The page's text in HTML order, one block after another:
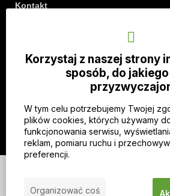
Kontakt
E-mail: info@imothep.cz
Nasz Instagram
Korzystaj z naszej strony
sposób, do
W tym celu potrzebujemy Twojej
plików cookies, których używamy
funkcjonowania serwisu,
reklam, pomiaru ruchu i
preferencji.
Organizować coś